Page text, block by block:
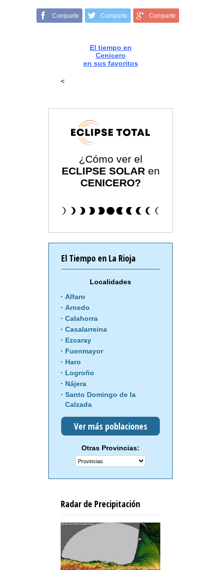
Comparte Comparte Comparte
El tiempo en
Cenicero
en sus favoritos
<
¿Cómo ver el
ECLIPSE SOLAR en
CENICERO?
El Tiempo en La Rioja
Localidades
Alfaro
Arnedo
Calahorra
Casalarreina
Ezcaray
Fuenmayor
Haro
Logroño
Nájera
Santo Domingo de la
Calzada
Ver más poblaciones
Otras Provincias:
Radar de Precipitación